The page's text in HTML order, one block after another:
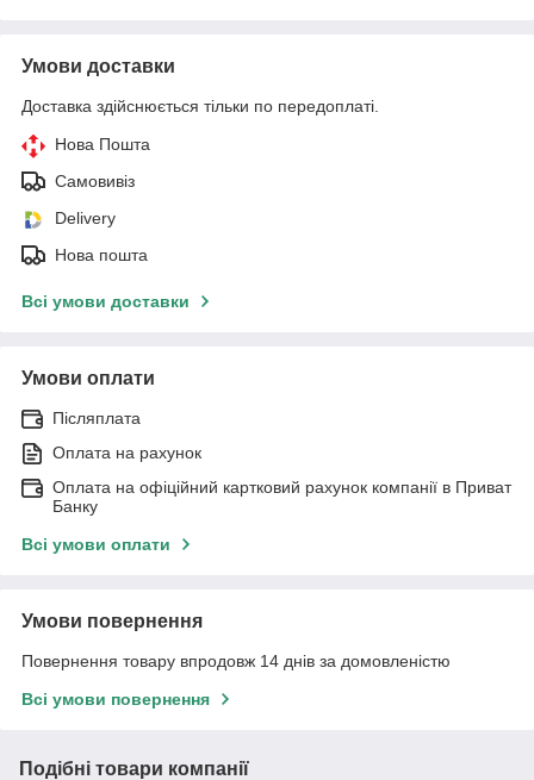
Умови доставки
Доставка здійснюється тільки по передоплаті.
Нова Пошта
Самовивіз
Delivery
Нова пошта
Всі умови доставки
Умови оплати
Післяплата
Оплата на рахунок
Оплата на офіційний картковий рахунок компанії в Приват
Банку
Всі умови оплати
Умови повернення
Повернення товару впродовж 14 днів за домовленістю
Всі умови повернення
Подібні товари компанії